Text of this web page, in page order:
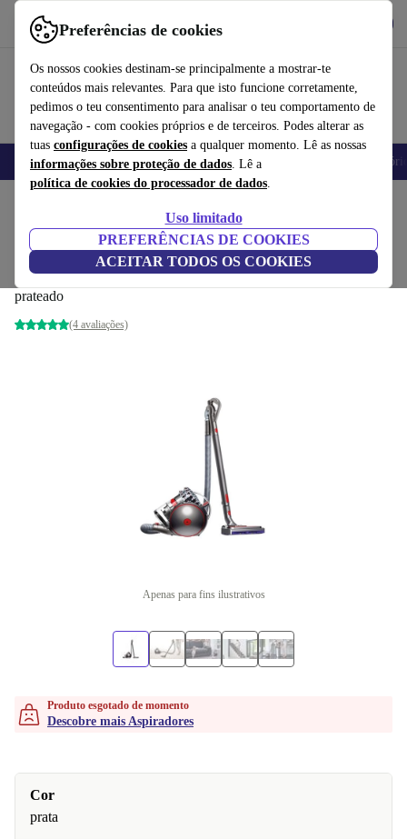
Preferências de cookies
Os nossos cookies destinam-se principalmente a mostrar-te
conteúdos mais relevantes. Para que isto funcione corretamente,
pedimos o teu consentimento para analisar o teu comportamento de
navegação - com cookies próprios e de terceiros. Podes alterar as
tuas configurações de cookies a qualquer momento. Lê as nossas
informações sobre proteção de dados. Lê a
política de cookies do processador de dados.
Uso limitado
PREFERÊNCIAS DE COOKIES
ACEITAR TODOS OS COOKIES
Use o refurbed de forma rápida e fácil
Telemóveis Computadores Portáteis Tablets
Dyson Cinetic Big Ball Absolute 2
Aspirador de pó
prateado
(4 avaliações)
Apenas para fins ilustrativos
Produto esgotado de momento
Descobre mais Aspiradores
Cor
prata